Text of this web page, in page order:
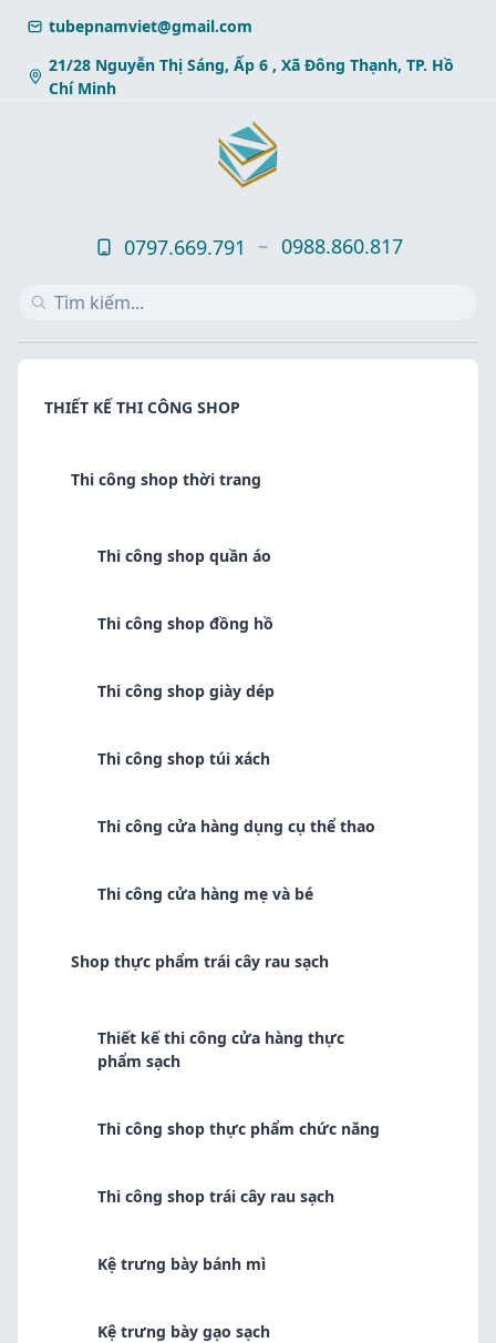
content
tubepnamviet@gmail.com
21/28 Nguyễn Thị Sáng, Ấp 6 , Xã Đông Thạnh, TP. Hồ
Chí Minh
0797.669.791 0988.860.817
THIẾT KẾ THI CÔNG SHOP
Thi công shop thời trang
Thi công shop quần áo
Thi công shop đồng hồ
Thi công shop giày dép
Thi công shop túi xách
Thi công cửa hàng dụng cụ thể thao
Thi công cửa hàng mẹ và bé
Shop thực phẩm trái cây rau sạch
Thiết kế thi công cửa hàng thực
phẩm sạch
Thi công shop thực phẩm chức năng
Thi công shop trái cây rau sạch
Kệ trưng bày bánh mì
Kệ trưng bày gạo sạch